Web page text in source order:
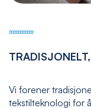
Vi forener
tekstilteknologi for